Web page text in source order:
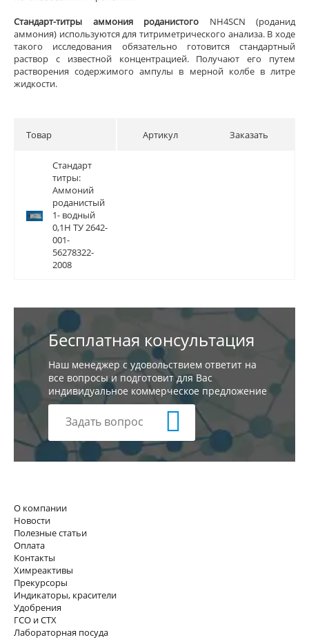
Стандарт-титры аммония роданистого NH4SCN (роданид
аммония) используются для титриметрического анализа. В ходе
такого исследования обязательно готовится стандартный
раствор с известной концентрацией. Получают его путем
растворения содержимого ампулы в мерной колбе в литре
жидкости.
Товар
Стандарт
титры:
Аммоний
роданистый
1- водный
0,1Н ТУ 2642-
001-
56278322-
2008
Артикул Заказать
Бесплатная консультация
Наш менеджер с удовольствием ответит на
все вопросы и подготовит для Вас
индивидуальное коммерческое предложение
Задать вопрос
О компании
Новости
Полезные статьи
Оплата
Контакты
Химреактивы
Прекурсоры
Индикаторы, красители
Удобрения
ГСО и СТХ
Лабораторная посуда